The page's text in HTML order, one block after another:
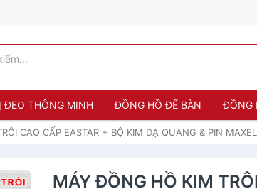
ĐEO THÔNG MINH ĐỒNG HỒ ĐỂ BÀN ĐỒNG
CAO CẤP EASTAR + BỘ KIM DẠ QUANG & PIN
MÁY ĐỒNG HỒ KIM